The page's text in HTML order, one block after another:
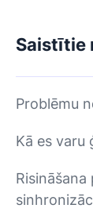
Saistītie
Problēmu
Kā es varu